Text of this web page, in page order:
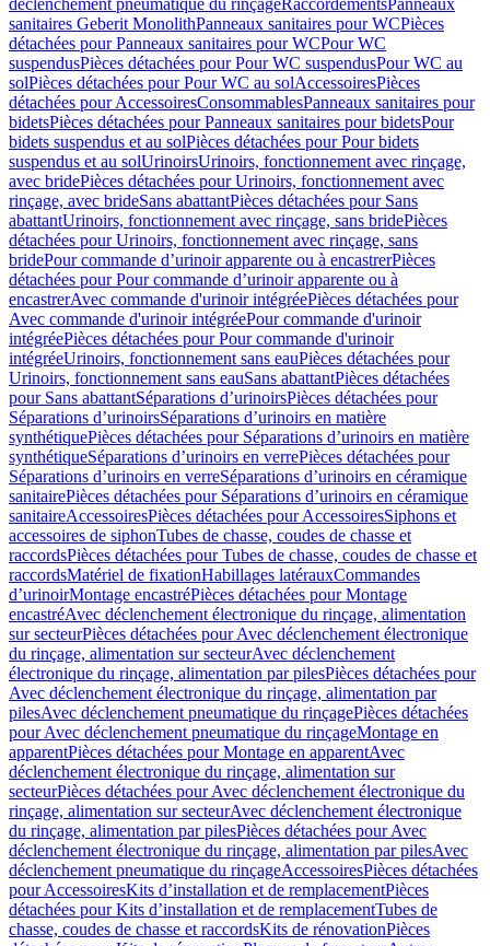
déclenchement pneumatique du rinçageRaccordementsPanneaux
sanitaires Geberit MonolithPanneaux sanitaires pour WCPièces
détachées pour Panneaux sanitaires pour WCPour WC
suspendusPièces détachées pour Pour WC suspendusPour WC au
solPièces détachées pour Pour WC au solAccessoiresPièces
détachées pour AccessoiresConsommablesPanneaux sanitaires pour
bidetsPièces détachées pour Panneaux sanitaires pour bidetsPour
bidets suspendus et au solPièces détachées pour Pour bidets
suspendus et au solUrinoirsUrinoirs, fonctionnement avec rinçage,
avec bridePièces détachées pour Urinoirs, fonctionnement avec
rinçage, avec brideSans abattantPièces détachées pour Sans
abattantUrinoirs, fonctionnement avec rinçage, sans bridePièces
détachées pour Urinoirs, fonctionnement avec rinçage, sans
bridePour commande d’urinoir apparente ou à encastrerPièces
détachées pour Pour commande d’urinoir apparente ou à
encastrerAvec commande d'urinoir intégréePièces détachées pour
Avec commande d'urinoir intégréePour commande d'urinoir
intégréePièces détachées pour Pour commande d'urinoir
intégréeUrinoirs, fonctionnement sans eauPièces détachées pour
Urinoirs, fonctionnement sans eauSans abattantPièces détachées
pour Sans abattantSéparations d’urinoirsPièces détachées pour
Séparations d’urinoirsSéparations d’urinoirs en matière
synthétiquePièces détachées pour Séparations d’urinoirs en matière
synthétiqueSéparations d’urinoirs en verrePièces détachées pour
Séparations d’urinoirs en verreSéparations d’urinoirs en céramique
sanitairePièces détachées pour Séparations d’urinoirs en céramique
sanitaireAccessoiresPièces détachées pour AccessoiresSiphons et
accessoires de siphonTubes de chasse, coudes de chasse et
raccordsPièces détachées pour Tubes de chasse, coudes de chasse et
raccordsMatériel de fixationHabillages latérauxCommandes
dʼurinoirMontage encastréPièces détachées pour Montage
encastréAvec déclenchement électronique du rinçage, alimentation
sur secteurPièces détachées pour Avec déclenchement électronique
du rinçage, alimentation sur secteurAvec déclenchement
électronique du rinçage, alimentation par pilesPièces détachées pour
Avec déclenchement électronique du rinçage, alimentation par
pilesAvec déclenchement pneumatique du rinçagePièces détachées
pour Avec déclenchement pneumatique du rinçageMontage en
apparentPièces détachées pour Montage en apparentAvec
déclenchement électronique du rinçage, alimentation sur
secteurPièces détachées pour Avec déclenchement électronique du
rinçage, alimentation sur secteurAvec déclenchement électronique
du rinçage, alimentation par pilesPièces détachées pour Avec
déclenchement électronique du rinçage, alimentation par pilesAvec
déclenchement pneumatique du rinçageAccessoiresPièces détachées
pour AccessoiresKits d’installation et de remplacementPièces
détachées pour Kits d’installation et de remplacementTubes de
chasse, coudes de chasse et raccordsKits de rénovationPièces